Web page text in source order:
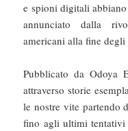
e spioni digitali
annunciato dalla
americani alla fine degli
Pubblicato da Odoya
attraverso storie
le nostre vite partendo
fino agli ultimi